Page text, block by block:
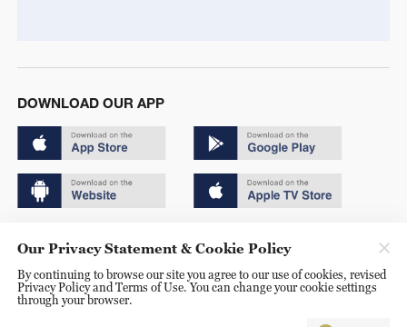
DOWNLOAD OUR APP
京ICP备20000184号
京公网安备 11010502050052号
Our Privacy Statement & Cookie Policy
By continuing to browse our site you agree to our use of cookies, revised
Privacy Policy and Terms of Use. You can change your cookie settings
through your browser.